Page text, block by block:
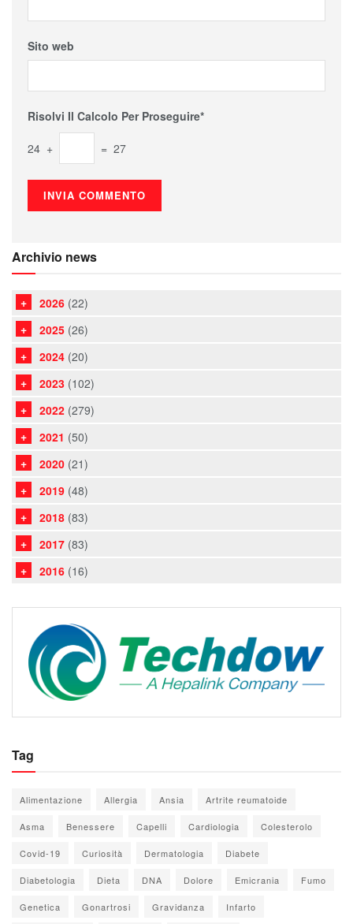
Sito web
Risolvi Il Calcolo Per Proseguire*
24 + = 27
Archivio news
2026 (22)
2025 (26)
2024 (20)
2023 (102)
2022 (279)
2021 (50)
2020 (21)
2019 (48)
2018 (83)
2017 (83)
2016 (16)
Tag
Alimentazione Allergia Ansia Artrite reumatoide
Asma Benessere Capelli Cardiologia Colesterolo
Covid-19 Curiosità Dermatologia Diabete
Diabetologia Dieta DNA Dolore Emicrania Fumo
Genetica Gonartrosi Gravidanza Infarto